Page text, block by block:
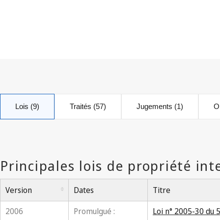
Lois (9) Traités (57) Jugements (1)
Version Dates
Titre
2006
Promulgué :
Loi n° 2005-30 du